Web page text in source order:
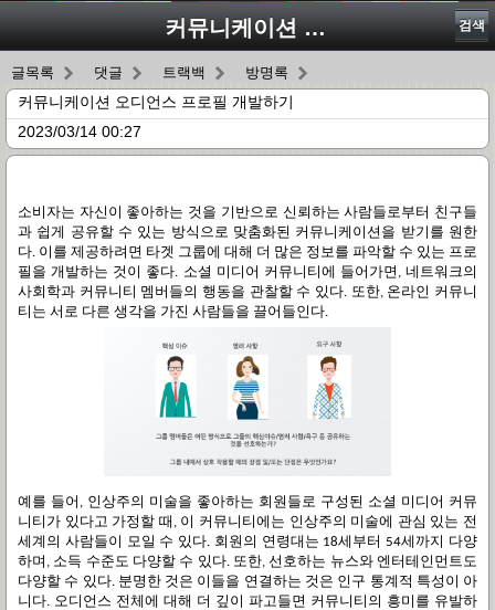
커뮤니케이션 오디언스 프로필 개발하기 검색
글목록 댓글 트랙백 방명록
커뮤니케이션 오디언스 프로필 개발하기
2023/03/14 00:27
소비자는 자신이 좋아하는 것을 기반으로 신뢰하는 사람들로부터 친구들
과 쉽게 공유할 수 있는 방식으로 맞춤화된 커뮤니케이션을 받기를 원한
다. 이를 제공하려면 타겟 그룹에 대해 더 많은 정보를 파악할 수 있는 프로
필을 개발하는 것이 좋다. 소셜 미디어 커뮤니티에 들어가면 , 네트워크의
사회학과 커뮤니티 멤버들의 행동을 관찰할 수 있다. 또한, 온라인 커뮤니
티는 서로 다른 생각을 가진 사람들을 끌어들인다.
예를 들어 , 인상주의 미술을 좋아하는 회원들로 구성된 소셜 미디어 커뮤
니티가 있다고 가정할 때 , 이 커뮤니티에는 인상주의 미술에 관심 있는 전
세계의 사람들이 모일 수 있다. 회원의 연령대는 18세부터 54세까지 다양
하며 , 소득 수준도 다양할 수 있다. 또한,선호하는 뉴스와 엔터테인먼트도
다양할 수 있다. 분명한 것은 이들을 연결하는 것은 인구 통계적 특성이 아
니다. 오디언스 전체에 대해 더 깊이 파고들면 커뮤니티의 흥미를 유발하